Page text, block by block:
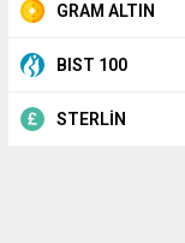
GRAM ALTIN
BIST 100
STERLİN